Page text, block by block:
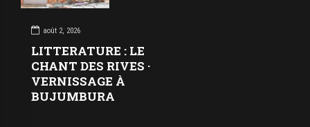
août 2, 2026
LITTERATURE : LE
CHANT DES RIVES ·
VERNISSAGE À
BUJUMBURA